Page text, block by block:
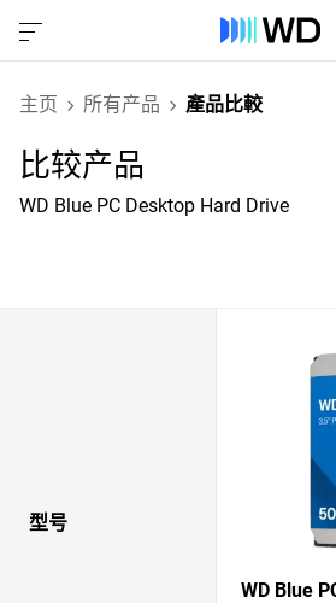
主页 所有产品 產品比較
比较产品
WD Blue PC Desktop Hard Drive
型号
WD Blue